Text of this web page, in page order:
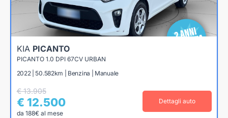
KIA PICANTO
PICANTO 1.0 DPI 67CV URBAN
2022 | 50.582km | Benzina | Manuale
€ 13.905
€ 12.500
da 188€ al mese
Dettagli auto